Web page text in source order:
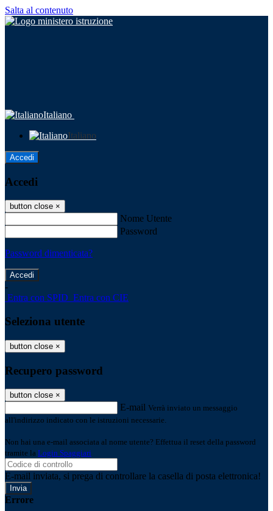
Salta al contenuto
Italiano
Italiano
Accedi
Accedi
button close ×
Nome Utente
Password
Password dimenticata?
-
Entra con SPID Entra con CIE
Seleziona utente
button close ×
Recupero password
button close ×
E-mail Verrà inviato un messaggio
all'indirizzo indicato con le istruzioni necessarie.
Non hai una e-mail associata al nome utente? Effettua il reset della password
tramite la Login Spaggiari
E-mail inviata, si prega di controllare la casella di posta elettronica!
Errore